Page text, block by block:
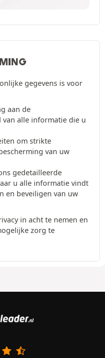
gegevens is voor
aan de
alle informatie die u
om strikte
van uw
gedetailleerde
u alle informatie vindt
en beveiligen van uw
in acht te nemen en
zorg te